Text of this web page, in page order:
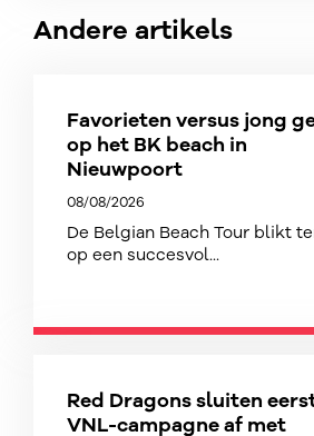
Andere artikels
Favorieten versus jong
op het BK beach in
Nieuwpoort
08/08/2026
De Belgian Beach Tour blikt
op een succesvol...
Red Dragons sluiten
VNL-campagne af met